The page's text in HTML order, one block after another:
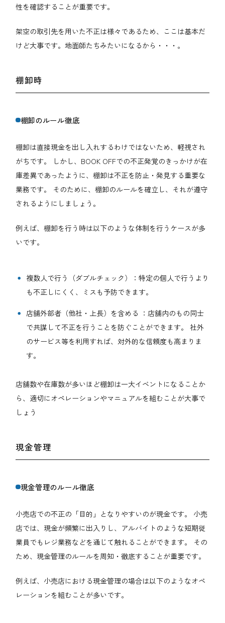
性を確認することが重要です。
架空の取引先を用いた不正は様々であるため、ここは基本だ
けど大事です。地面師たちみたいになるから・・・。
棚卸時
棚卸のルール徹底
棚卸は直接現金を出し入れするわけではないため、軽視され
がちです。 しかし、BOOK OFFでの不正発覚のきっかけが在
庫差異であったように、棚卸は不正を防止・発見する重要な
業務です。 そのために、棚卸のルールを確立し、それが遵守
されるようにしましょう。
例えば、棚卸を行う時は以下のような体制を行うケースが多
いです。
複数人で行う（ダブルチェック）：特定の個人で行うより
も不正しにくく、ミスも予防できます。
店舗外部者（他社・上長）を含める ：店舗内のもの同士
で共謀して不正を行うことを防ぐことができます。 社外
のサービス等を利用すれば、対外的な信頼度も高まりま
す。
店舗数や在庫数が多いほど棚卸は一大イベントになることか
ら、適切にオペレーションやマニュアルを組むことが大事で
しょう
現金管理
現金管理のルール徹底
小売店での不正の「目的」となりやすいのが現金です。 小売
店では、現金が頻繁に出入りし、アルバイトのような短期従
業員でもレジ業務などを通じて触れることができます。 その
ため、現金管理のルールを周知・徹底することが重要です。
例えば、小売店における現金管理の場合は以下のようなオペ
レーションを組むことが多いです。